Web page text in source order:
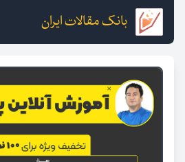
بانک مقالات ایران